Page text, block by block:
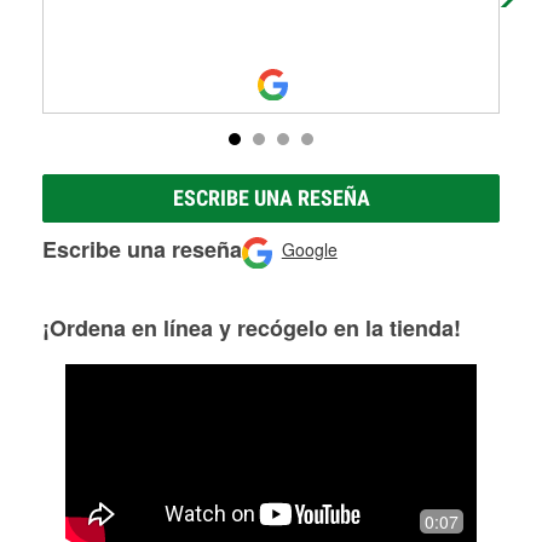
ESCRIBE UNA RESEÑA
Escribe una reseña Google
¡Ordena en línea y recógelo en la tienda!
0:07